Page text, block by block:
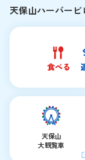
天保山ハーバー
天保山
大観覧車